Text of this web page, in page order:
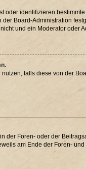
oder identifizieren
Board-Administration
und ein Moderator oder
falls diese von der
der Foren- oder der
am Ende der Foren- und